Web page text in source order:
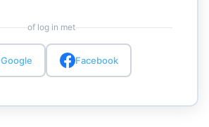
of log in met
Google Facebook